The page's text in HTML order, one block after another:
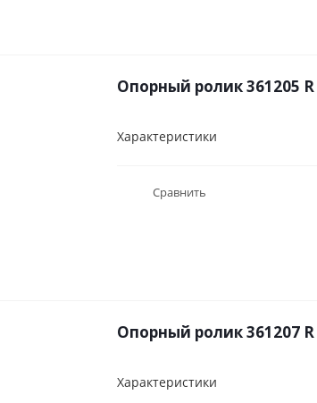
Опорный ролик 361205 R
Характеристики
Сравнить
Опорный ролик 361207 R
Характеристики